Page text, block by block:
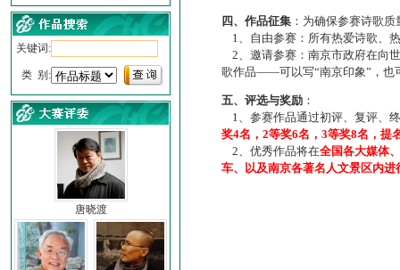
关键词:
类 别:
唐晓渡
四、作品征集 ：为确保参赛诗歌
1、自由参赛：所有热爱诗歌、
2、邀请参赛：南京市政府在向
歌作品——可以写“南京印象”，也
五、评选与奖励 ：
1、参赛作品通过初评、复评、
奖4名，2等奖6名，3等奖8名，提
2、优秀作品将在全国各大媒体
车、以及南京各著名人文景区内进